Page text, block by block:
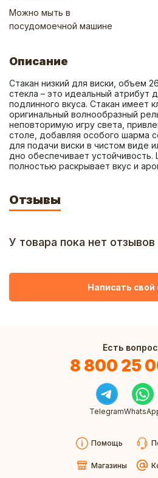
Можно мыть в
посудомоечной машине
Описание
Стакан низкий для виски, объем
стекла – это идеальный атрибут
подлинного вкуса. Стакан имеет
оригинальный волнообразный
неповторимую игру света,
столе, добавляя особого шарма
для подачи виски в чистом виде
дно обеспечивает
полностью раскрывает вкус и
Отзывы
У товара пока нет отзывов
Написать свой
Есть
8 800 25
Telegram
Помощь
Магазины